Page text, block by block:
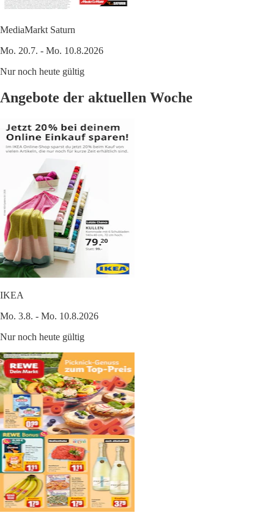
MediaMarkt Saturn
Mo. 20.7. - Mo. 10.8.2026
Nur noch heute gültig
Angebote der aktuellen Woche
IKEA
Mo. 3.8. - Mo. 10.8.2026
Nur noch heute gültig